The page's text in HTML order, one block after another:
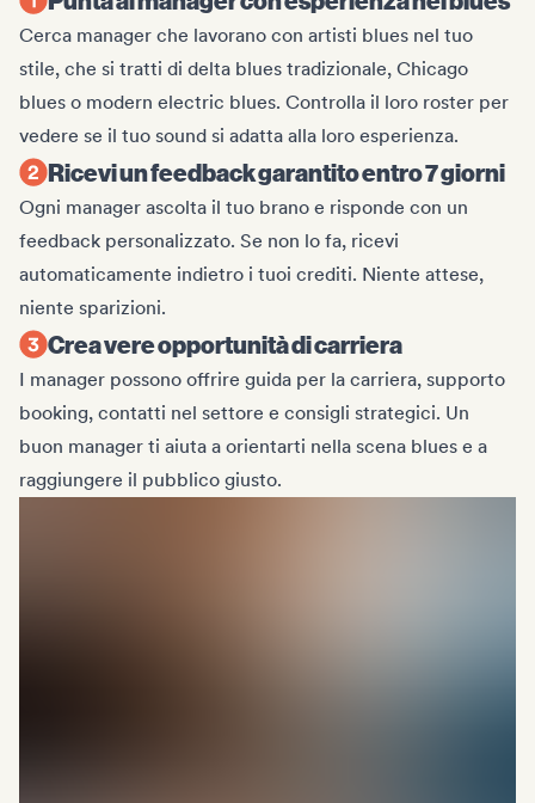
Cerca manager che lavorano con artisti blues nel tuo
stile, che si tratti di delta blues tradizionale, Chicago
blues o modern electric blues. Controlla il loro roster per
vedere se il tuo sound si adatta alla loro esperienza.
Ricevi un feedback garantito entro 7 giorni
Ogni manager ascolta il tuo brano e risponde con un
feedback personalizzato. Se non lo fa, ricevi
automaticamente indietro i tuoi crediti. Niente attese,
niente sparizioni.
Crea vere opportunità di carriera
I manager possono offrire guida per la carriera, supporto
booking, contatti nel settore e consigli strategici. Un
buon manager ti aiuta a orientarti nella scena blues e a
raggiungere il pubblico giusto.